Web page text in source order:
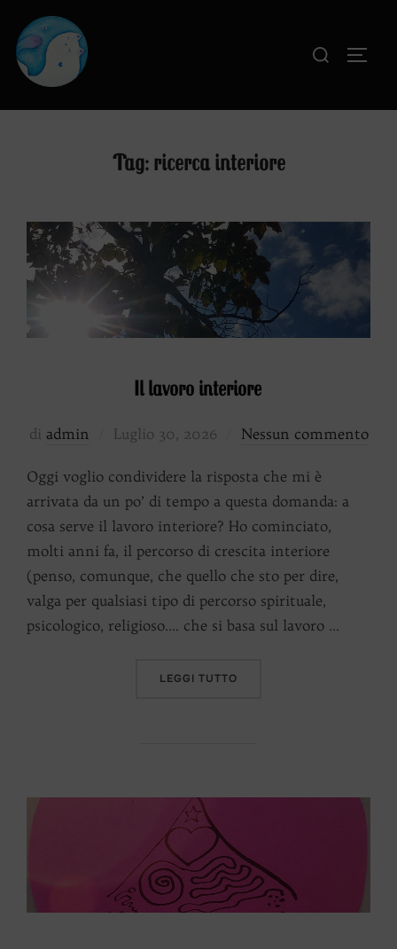
contenuto
Cerca
Tag: ricerca interiore
Il lavoro interiore
di admin
Pubblicato
Luglio 30, 2026 Nessun commento
Oggi voglio condividere la risposta che mi è
arrivata da un po’ di tempo a questa domanda: a
cosa serve il lavoro interiore? Ho cominciato,
molti anni fa, il percorso di crescita interiore
(penso, comunque, che quello che sto per dire,
valga per qualsiasi tipo di percorso spirituale,
psicologico, religioso…. che si basa sul lavoro …
LEGGI TUTTO